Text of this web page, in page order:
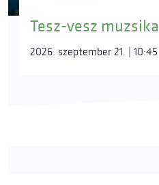
Tesz-vesz muzsika
2026. szeptember 21. | 10:45